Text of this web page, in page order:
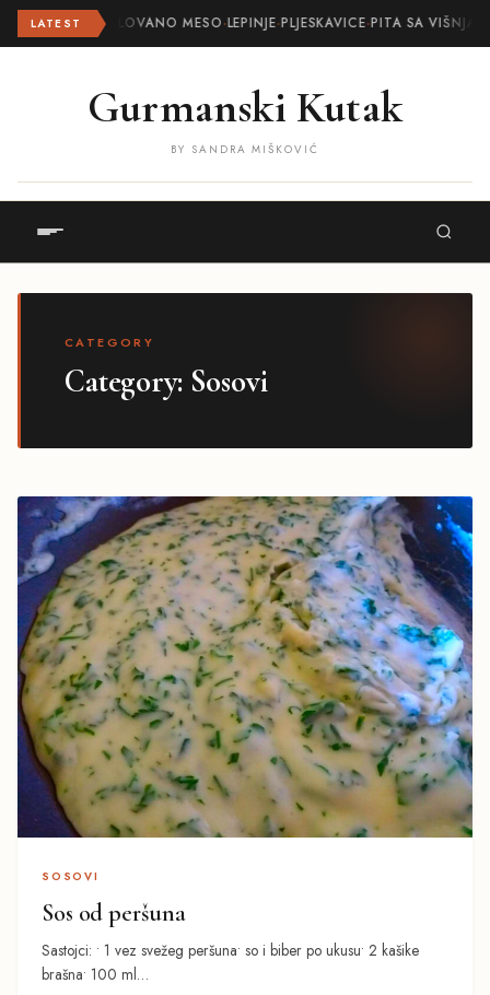
LATEST ROLOVANO MESO·LEPINJE·PLJESKAVICE·PITA SA
Gurmanski Kutak
BY SANDRA MIŠKOVIĆ
CATEGORY
Category: Sosovi
SOSOVI
Sos od peršuna
Sastojci: • 1 vez svežeg peršuna• so i biber po ukusu• 2 kašike
brašna• 100 ml…